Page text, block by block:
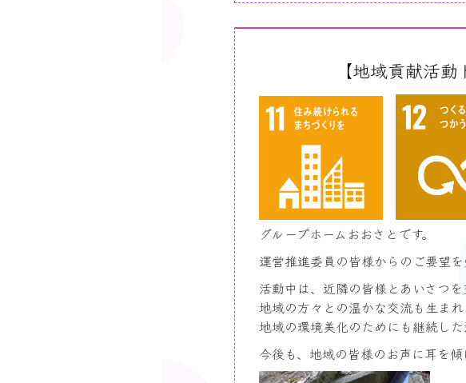
【地域貢献活
グループホームおおさとです。
運営推進委員の皆様からのご要望
活動中は、近隣の皆様とあいさつ
地域の方々との温かな交流も生ま
地域の環境美化のためにも継続し
今後も、地域の皆様のお声に耳を